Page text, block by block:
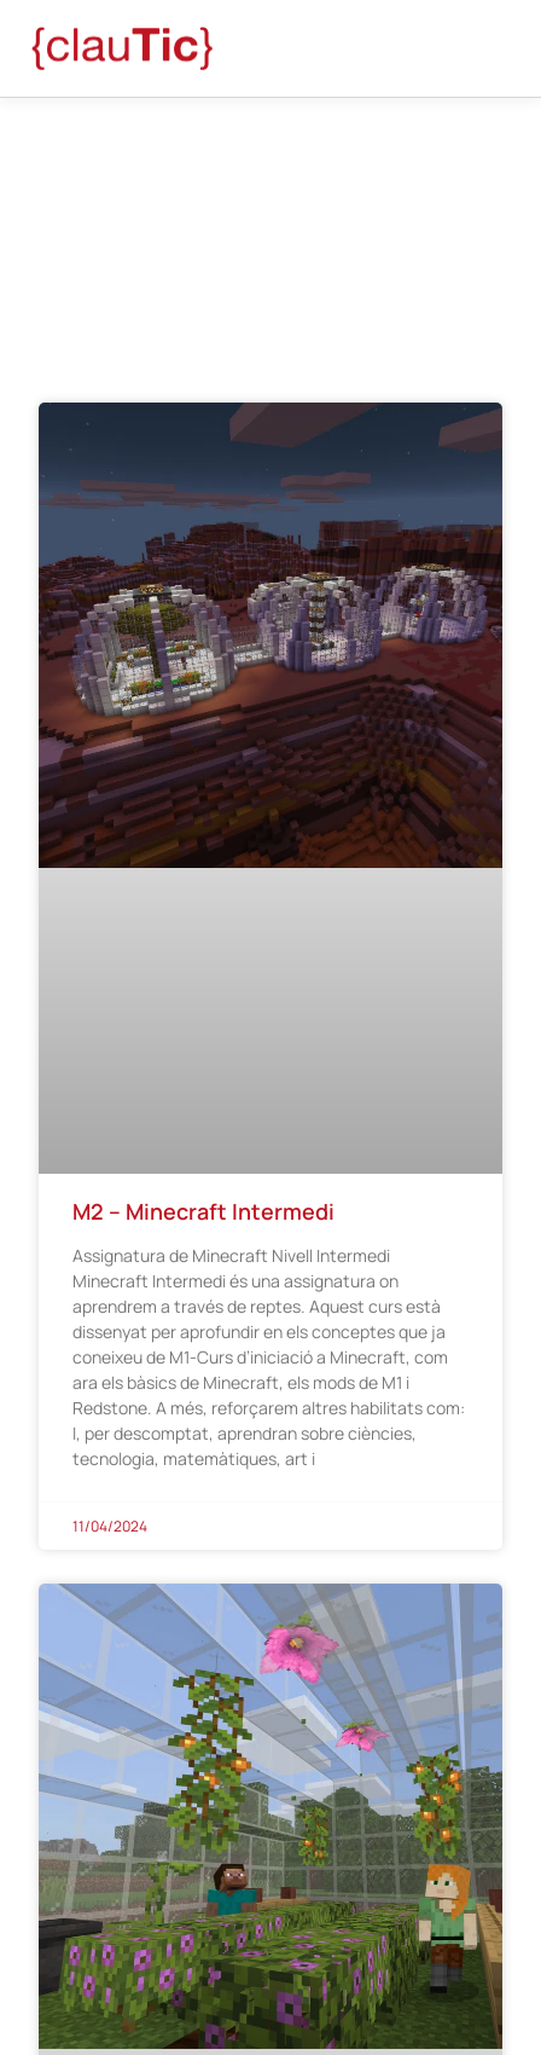
M2 – Minecraft Intermedi
Assignatura de Minecraft Nivell Intermedi
Minecraft Intermedi és una assignatura on
aprendrem a través de reptes. Aquest curs està
dissenyat per aprofundir en els conceptes que ja
coneixeu de M1-Curs d’iniciació a Minecraft, com
ara els bàsics de Minecraft, els mods de M1 i
Redstone. A més, reforçarem altres habilitats com:
I, per descomptat, aprendran sobre ciències,
tecnologia, matemàtiques, art i
11/04/2024